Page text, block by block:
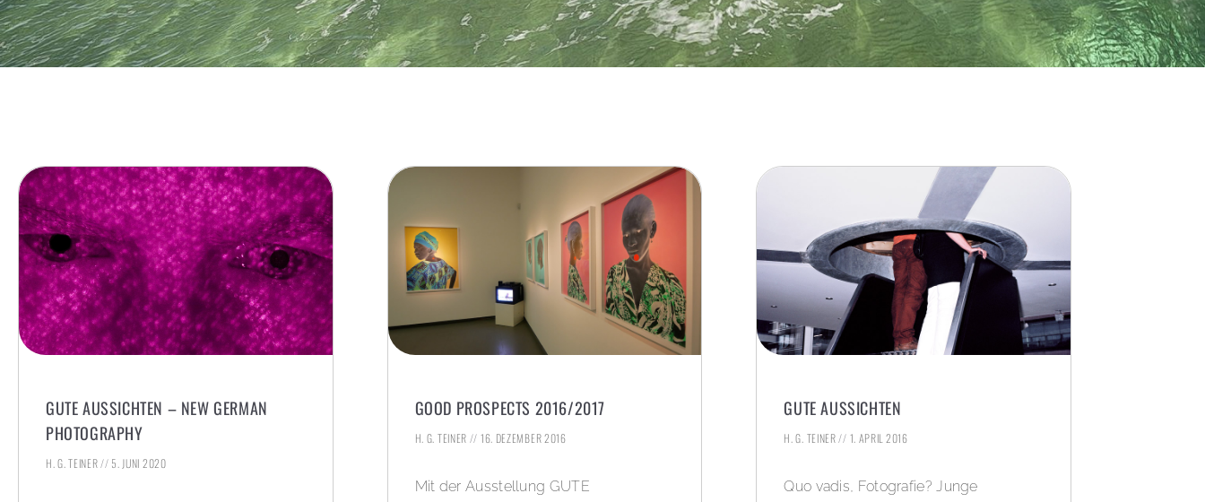
GUTE AUSSICHTEN – NEW GERMAN
PHOTOGRAPHY
H. G. TEINER 5. JUNI 2020
GOOD PROSPECTS 2016/2017
H. G. TEINER 16. DEZEMBER 2016
Mit der Ausstellung GUTE
GUTE AUSSICHTEN
H. G. TEINER 1. APRIL 2016
Quo vadis, Fotografie? Junge